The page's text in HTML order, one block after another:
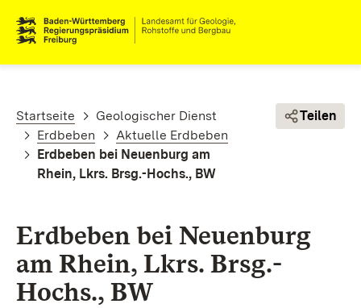
Pfadnavigation
Startseite
Geologischer Dienst
Erdbeben
Aktuelle Erdbeben
Erdbeben bei Neuenburg am
Rhein, Lkrs. Brsg.-Hochs., BW
Teilen
Erdbeben bei Neuenburg
am Rhein, Lkrs. Brsg.-
Hochs., BW